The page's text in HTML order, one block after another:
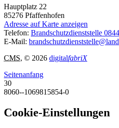
Hauptplatz 22
85276 Pfaffenhofen
Adresse auf Karte anzeigen
Telefon: Brandschutzdienststelle
E-Mail:
CMS, © 2026 digitalfabriX
Seitenanfang
30
8060--1069815854-0
Cookie-Einstellungen